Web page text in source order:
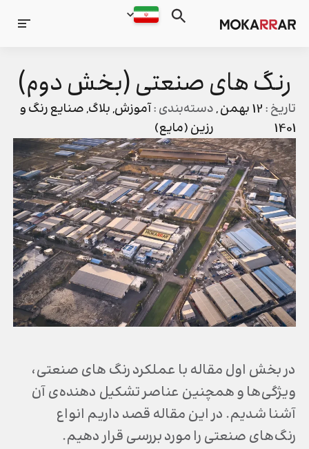
رنگ های صنعتی (بخش دوم)
تاریخ :
12 بهمن ,
1401
دسته‌بندی :آموزش,بلاگ,صنایع رنگ و
رزین (مایع)
در بخش اول مقاله با عملکرد رنگ های صنعتی،
ویژگی‌ها و همچنین عناصر تشکیل دهنده‌ی آن
آشنا شدیم. در این مقاله قصد داریم انواع
رنگ‌های صنعتی را مورد بررسی قرار دهیم.